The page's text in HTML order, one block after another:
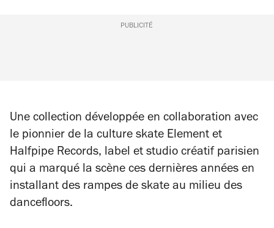
PUBLICITÉ
Une collection développée en collaboration avec
le pionnier de la culture skate Element et
Halfpipe Records, label et studio créatif parisien
qui a marqué la scène ces dernières années en
installant des rampes de skate au milieu des
dancefloors.